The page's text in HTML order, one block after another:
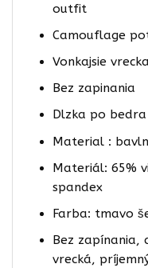
outfit
Camouflage
Vonkajsie vrecka
Bez zapinania
Dlzka po bedra
Material :
Materiál: 65%
spandex
Farba: tmavo
Bez zapínania,
vrecká,